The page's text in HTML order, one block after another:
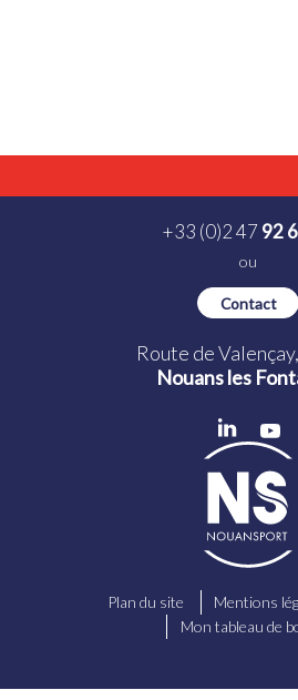
+33 (0)2 47 92
ou
Contact
Route de
Nouans les
Plan du site Mentions
Mon tableau de